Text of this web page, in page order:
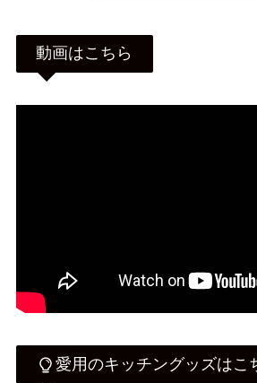
動画はこちら
愛用のキッチングッズはこ